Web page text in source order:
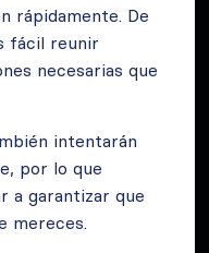
rápidamente. De
fácil reunir
necesarias que
intentarán
por lo que
a garantizar que
mereces.